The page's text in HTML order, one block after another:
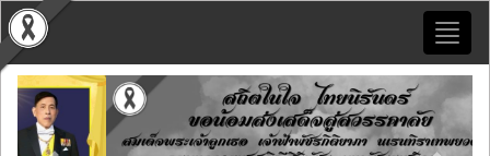
Previous Next